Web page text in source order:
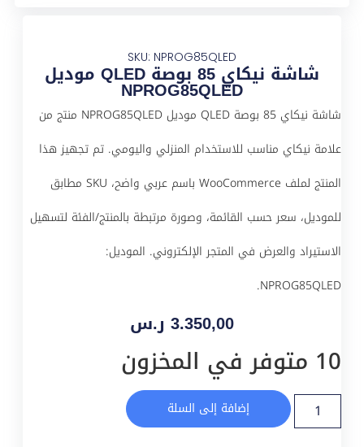
SKU: NPROG85QLED
شاشة نيكاي 85 بوصة QLED موديل
NPROG85QLED
شاشة نيكاي 85 بوصة QLED موديل NPROG85QLED منتج من
علامة نيكاي مناسب للاستخدام المنزلي واليومي. تم تجهيز هذا
المنتج لملف WooCommerce باسم عربي واضح، SKU مطابق
للموديل، سعر حسب القائمة، وصورة مرتبطة بالمنتج/الفئة لتسهيل
الاستيراد والعرض في المتجر الإلكتروني. الموديل:
NPROG85QLED.
3.350,00 ر.س
10 متوفر في المخزون
إضافة إلى السلة